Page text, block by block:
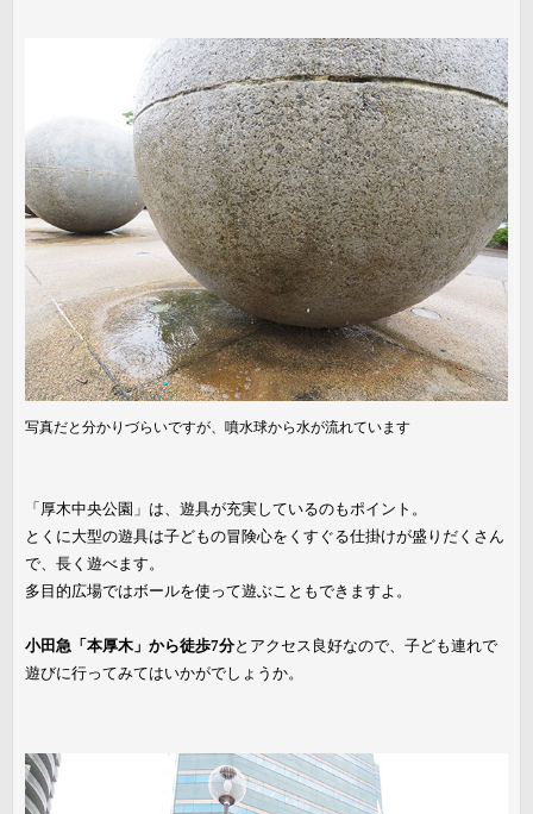
写真だと分かりづらいですが、噴水球から水が流れています
「厚木中央公園」は、遊具が充実しているのもポイント。
とくに大型の遊具は子どもの冒険心をくすぐる仕掛けが盛りだくさん
で、長く遊べます。
多目的広場ではボールを使って遊ぶこともできますよ。
小田急「本厚木」から徒歩7分とアクセス良好なので、子ども連れで
遊びに行ってみてはいかがでしょうか。